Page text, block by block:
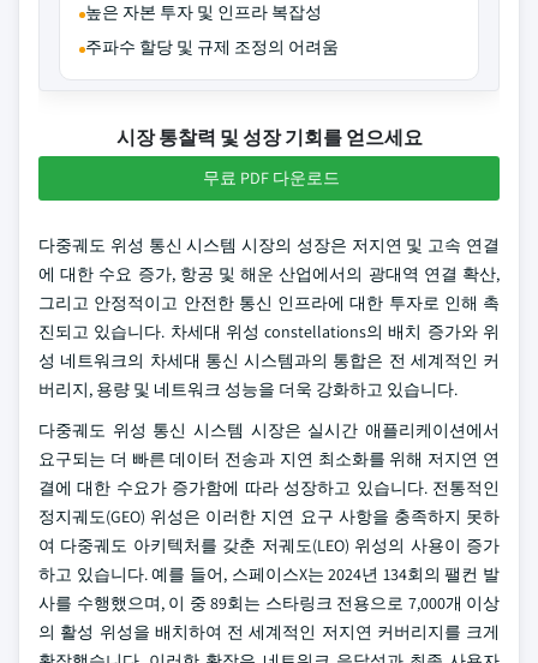
높은 자본 투자 및 인프라 복잡성
주파수 할당 및 규제 조정의 어려움
시장 통찰력 및 성장 기회를 얻으세요
무료 PDF 다운로드
다중궤도 위성 통신 시스템 시장의 성장은 저지연 및 고속 연결
에 대한 수요 증가, 항공 및 해운 산업에서의 광대역 연결 확산,
그리고 안정적이고 안전한 통신 인프라에 대한 투자로 인해 촉
진되고 있습니다. 차세대 위성 constellations의 배치 증가와 위
성 네트워크의 차세대 통신 시스템과의 통합은 전 세계적인 커
버리지, 용량 및 네트워크 성능을 더욱 강화하고 있습니다.
다중궤도 위성 통신 시스템 시장은 실시간 애플리케이션에서
요구되는 더 빠른 데이터 전송과 지연 최소화를 위해 저지연 연
결에 대한 수요가 증가함에 따라 성장하고 있습니다. 전통적인
정지궤도(GEO) 위성은 이러한 지연 요구 사항을 충족하지 못하
여 다중궤도 아키텍처를 갖춘 저궤도(LEO) 위성의 사용이 증가
하고 있습니다. 예를 들어, 스페이스X는 2024년 134회의 팰컨 발
사를 수행했으며, 이 중 89회는 스타링크 전용으로 7,000개 이상
의 활성 위성을 배치하여 전 세계적인 저지연 커버리지를 크게